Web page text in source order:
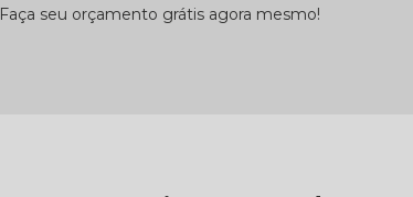
Faça seu orçamento grátis agora mesmo!